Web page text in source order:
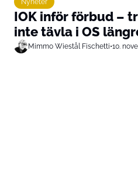
IOK inför förbud –
inte tävla i OS
Mimmo Wiestål Fischetti•10.